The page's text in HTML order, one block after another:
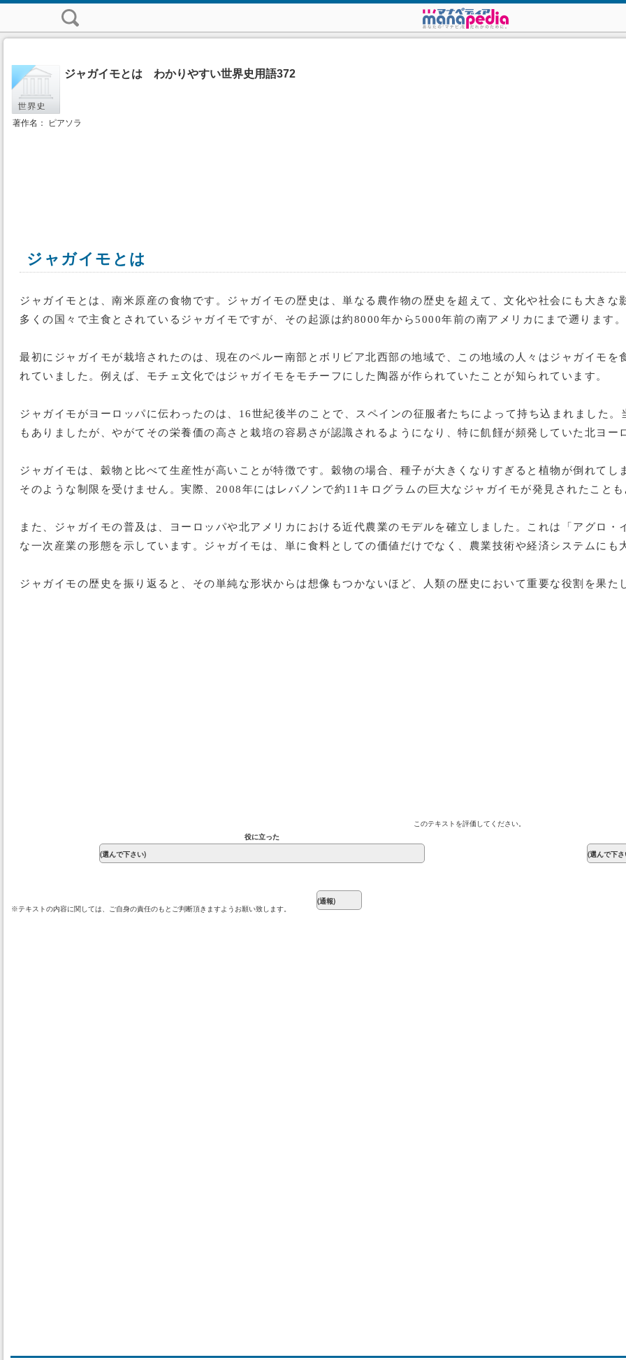
ジャガイモとは わかりやすい世界史用語372
著作名： ピアソラ
ジャガイモとは
ジャガイモとは、南米原産の食物です。ジャガイモの歴史は、単なる農作物の歴史を超えて、文化や社会にも大き
多くの国々で主食とされているジャガイモですが、その起源は約8000年から5000年前の南アメリカにまで遡ります。
最初にジャガイモが栽培されたのは、現在のペルー南部とボリビア北西部の地域で、この地域の人々はジャガイモ
れていました。例えば、モチェ文化ではジャガイモをモチーフにした陶器が作られていたことが知られています。
ジャガイモがヨーロッパに伝わったのは、16世紀後半のことで、スペインの征服者たちによって持ち込まれました
もありましたが、やがてその栄養価の高さと栽培の容易さが認識されるようになり、特に飢饉が頻発していた北ヨー
ジャガイモは、穀物と比べて生産性が高いことが特徴です。穀物の場合、種子が大きくなりすぎると植物が倒れて
そのような制限を受けません。実際、2008年にはレバノンで約11キログラムの巨大なジャガイモが発見されたこと
また、ジャガイモの普及は、ヨーロッパや北アメリカにおける近代農業のモデルを確立しました。これは「アグロ
な一次産業の形態を示しています。ジャガイモは、単に食料としての価値だけでなく、農業技術や経済システムにも
ジャガイモの歴史を振り返ると、その単純な形状からは想像もつかないほど、人類の歴史において重要な役割を果た
このテキストを評価してください。
役に立った
※テキストの内容に関しては、ご自身の責任のもとご判断頂きますようお願い致します。